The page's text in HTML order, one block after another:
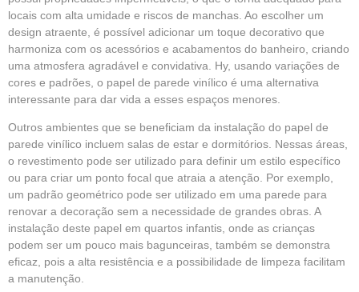
locais com alta umidade e riscos de manchas. Ao escolher um
design atraente, é possível adicionar um toque decorativo que
harmoniza com os acessórios e acabamentos do banheiro, criando
uma atmosfera agradável e convidativa. Hy, usando variações de
cores e padrões, o papel de parede vinílico é uma alternativa
interessante para dar vida a esses espaços menores.
Outros ambientes que se beneficiam da instalação do papel de
parede vinílico incluem salas de estar e dormitórios. Nessas áreas,
o revestimento pode ser utilizado para definir um estilo específico
ou para criar um ponto focal que atraia a atenção. Por exemplo,
um padrão geométrico pode ser utilizado em uma parede para
renovar a decoração sem a necessidade de grandes obras. A
instalação deste papel em quartos infantis, onde as crianças
podem ser um pouco mais bagunceiras, também se demonstra
eficaz, pois a alta resistência e a possibilidade de limpeza facilitam
a manutenção.